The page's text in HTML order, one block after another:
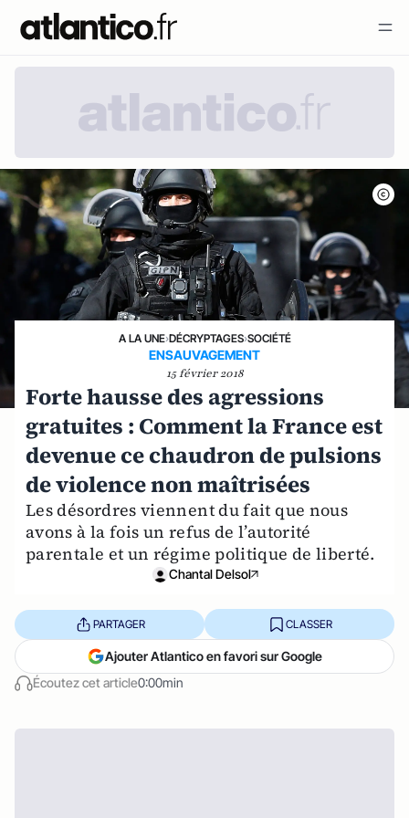
A LA UNE›DÉCRYPTAGES›SOCIÉTÉ
ENSAUVAGEMENT
15 février 2018
Forte hausse des agressions
gratuites : Comment la France est
devenue ce chaudron de pulsions
de violence non maîtrisées
Les désordres viennent du fait que nous
avons à la fois un refus de l’autorité
parentale et un régime politique de liberté.
Chantal Delsol
Écoutez cet article0:00min
PARTAGER CLASSER
Ajouter Atlantico en favori sur Google